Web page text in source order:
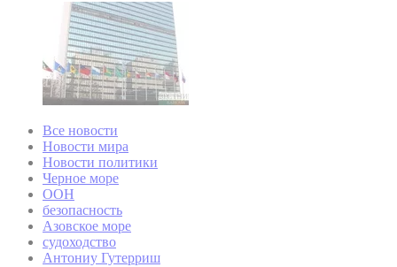
Все новости
Новости мира
Новости политики
Черное море
ООН
безопасность
Азовское море
судоходство
Антониу Гутерриш